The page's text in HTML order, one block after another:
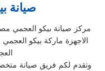
صيانة
مركز صيانة بيكو العجمي
الاجهزة ماركة بيكو
وتقدم لكم فريق صيانة